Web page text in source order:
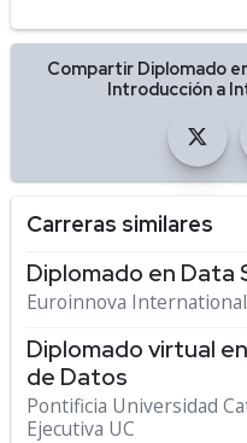
Compartir Diplomado
Introducción a
Carreras similares
Diplomado en Data
Euroinnova
Diplomado virtual
de Datos
Pontificia Universidad
Ejecutiva UC